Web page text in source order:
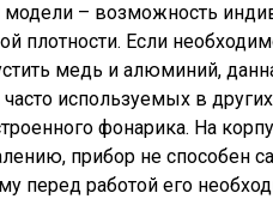
– возможность
плотности. Если
медь и алюминий,
используемых в
фонарика. На
прибор не способен
перед работой его